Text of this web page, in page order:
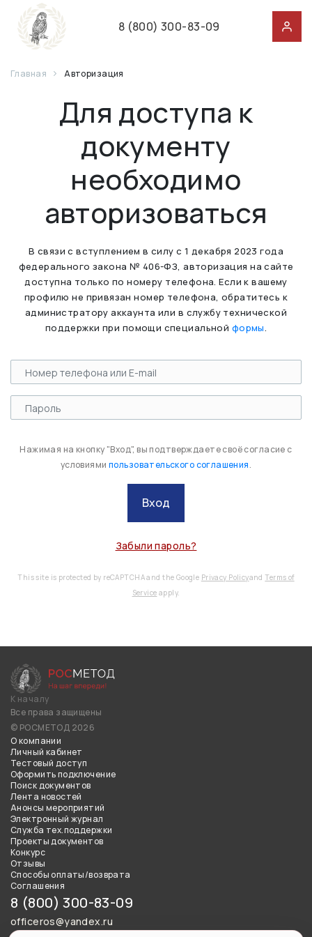
8 (800) 300-83-09
Главная Авторизация
Для доступа к
документу
необходимо
авторизоваться
В связи с вступлением в силу с 1 декабря 2023 года
федерального закона № 406-ФЗ, авторизация на сайте
доступна только по номеру телефона. Если к вашему
профилю не привязан номер телефона, обратитесь к
администратору аккаунта или в службу технической
поддержки при помощи специальной формы.
Нажимая на кнопку "Вход", вы подтверждаете своё согласие с
условиями пользовательского соглашения.
Вход
Забыли пароль?
This site is protected by reCAPTCHA and the Google Privacy PolicyandTerms of
Service apply.
К началу
Все права защищены
© РОСМЕТОД 2026
О компании
Личный кабинет
Тестовый доступ
Оформить подключение
Поиск документов
Лента новостей
Анонсы мероприятий
Электронный журнал
Служба тех.поддержки
Проекты документов
Конкурс
Отзывы
Способы оплаты/возврата
Соглашения
8 (800) 300-83-09
officeros@yandex.ru